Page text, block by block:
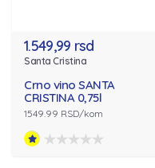
1.549,99 rsd
Santa Cristina
Crno vino SANTA
CRISTINA 0,75l
1549.99 RSD/kom